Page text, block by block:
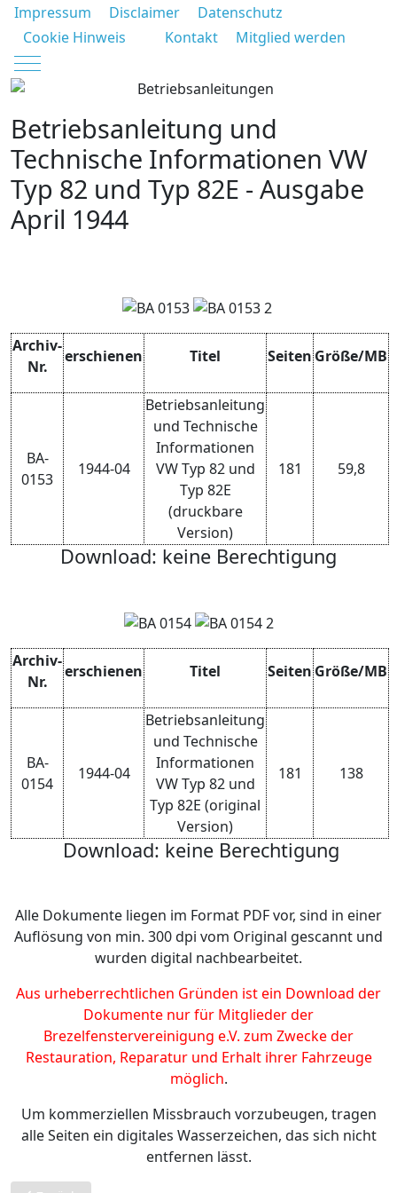
Impressum Disclaimer
Datenschutz
Cookie Hinweis
Kontakt
Mitglied werden
Mobile Menu Toggle
Betriebsanleitung und
Technische Informationen VW
Typ 82 und Typ 82E - Ausgabe
April 1944
Archiv-
Nr.
erschienen Titel Seiten Größe/MB
BA-
0153
1944-04
Betriebsanleitung
und Technische
Informationen
VW Typ 82 und
Typ 82E
(druckbare
Version)
181 59,8
Download: keine Berechtigung
Archiv-
Nr.
erschienen Titel Seiten Größe/MB
BA-
0154
1944-04
Betriebsanleitung
und Technische
Informationen
VW Typ 82 und
Typ 82E (original
Version)
181 138
Download: keine Berechtigung
Alle Dokumente liegen im Format PDF vor, sind in einer
Auflösung von min. 300 dpi vom Original gescannt und
wurden digital nachbearbeitet.
Aus urheberrechtlichen Gründen ist ein Download der
Dokumente nur für Mitglieder der
Brezelfenstervereinigung e.V. zum Zwecke der
Restauration, Reparatur und Erhalt ihrer Fahrzeuge
möglich.
Um kommerziellen Missbrauch vorzubeugen, tragen
alle Seiten ein digitales Wasserzeichen, das sich nicht
entfernen lässt.